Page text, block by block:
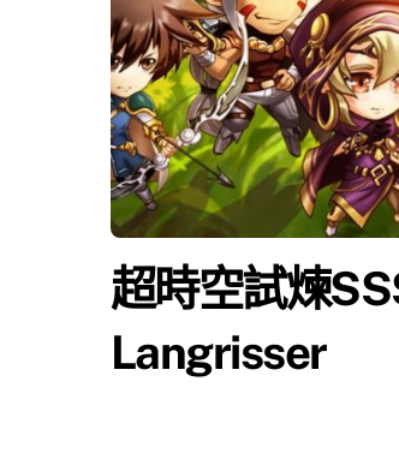
超時空試煉
Langrisser